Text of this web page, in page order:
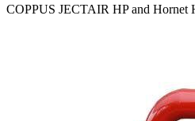
COPPUS JECTAIR HP and